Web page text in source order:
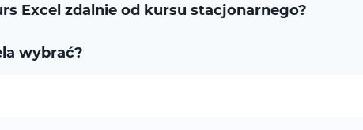
Excel zdalnie od kursu stacjonarnego?
wybrać?